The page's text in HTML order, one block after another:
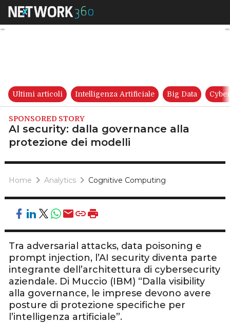
AI security: dalla
Ultimi articoli Intelligenza Artificiale Big Data
SPONSORED STORY
AI security: dalla governance alla
protezione dei modelli
Home Analytics Cognitive Computing
Tra adversarial attacks, data poisoning e
prompt injection, l’AI security diventa parte
integrante dell’architettura di cybersecurity
aziendale. Di Muccio (IBM) “Dalla visibility
alla governance, le imprese devono avere
posture di protezione specifiche per
l’intelligenza artificiale”.